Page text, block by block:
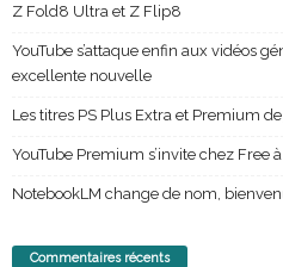
Z Fold8 Ultra et Z Flip8
YouTube s’attaque enfin aux vidéos
excellente nouvelle
Les titres PS Plus Extra et Premium
YouTube Premium s’invite chez Free
NotebookLM change de nom,
Commentaires récents